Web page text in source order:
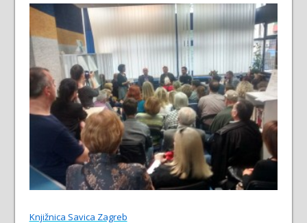
Knjižnica Savica Zagreb